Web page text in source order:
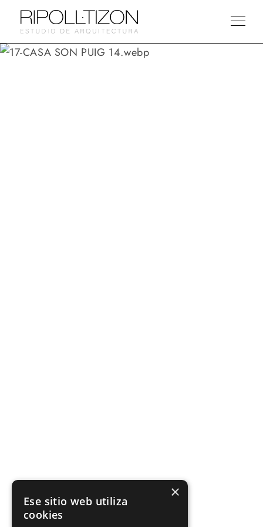
×
Ese sitio web utiliza
cookies